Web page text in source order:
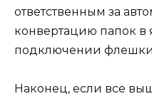
ответственным за
конвертацию папок в
подключении
Наконец, если все